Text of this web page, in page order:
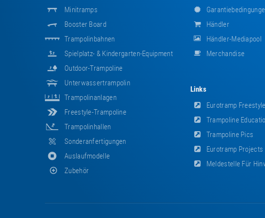
Minitramps
Booster Board
Trampolinbahnen
Spielplatz- & Kindergarten-Equipment
Outdoor-Trampoline
Unterwassertrampolin
Trampolinanlagen
Freestyle-Trampoline
Trampolinhallen
Sonderanfertigungen
Auslaufmodelle
Zubehör
Händler
Händler-Mediapool
Merchandise
Links
Eurotramp Freestyle
Trampoline
Trampoline Pics
Eurotramp Projects
Meldestelle Für